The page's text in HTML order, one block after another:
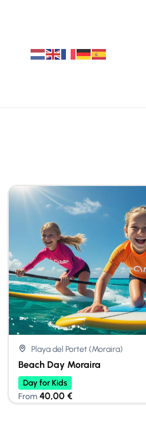
Playa del Portet (Moraira)
Beach Day Moraira
Day for Kids
From 40,00 €